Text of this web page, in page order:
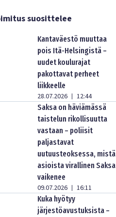
suosittelee
Kantaväestö muuttaa
pois Itä-Helsingistä –
uudet koulurajat
pakottavat perheet
liikkeelle
28.07.2026 | 12:44
Saksa on häviämässä
taistelun rikollisuutta
vastaan – poliisit
paljastavat
uutuusteoksessa, mistä
asioista virallinen Saksa
vaikenee
09.07.2026 | 16:11
Kuka hyötyy
järjestöavustuksista –